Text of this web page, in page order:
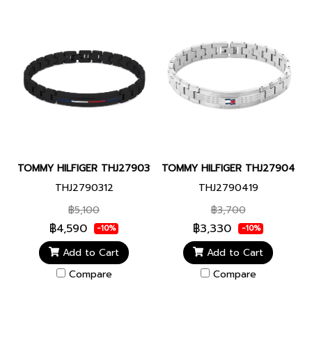
TOMMY HILFIGER THJ2790312 DRESS MEN BRACELET
THJ2790312
฿5,100
฿4,590 -10%
Add to Cart
Compare
TOMMY HILFIGER THJ2790419
THJ2790419
฿3,700
฿3,330 -10%
Add to Cart
Compare